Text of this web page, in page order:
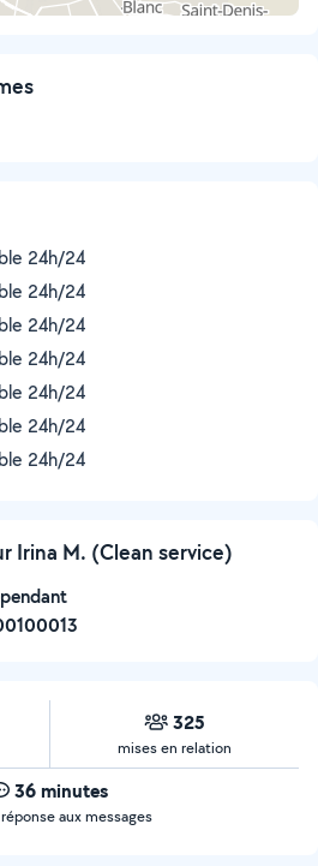
24h/24
24h/24
24h/24
24h/24
24h/24
24h/24
24h/24
Irina M. (Clean service)
325
mises en relation
36 minutes
aux messages